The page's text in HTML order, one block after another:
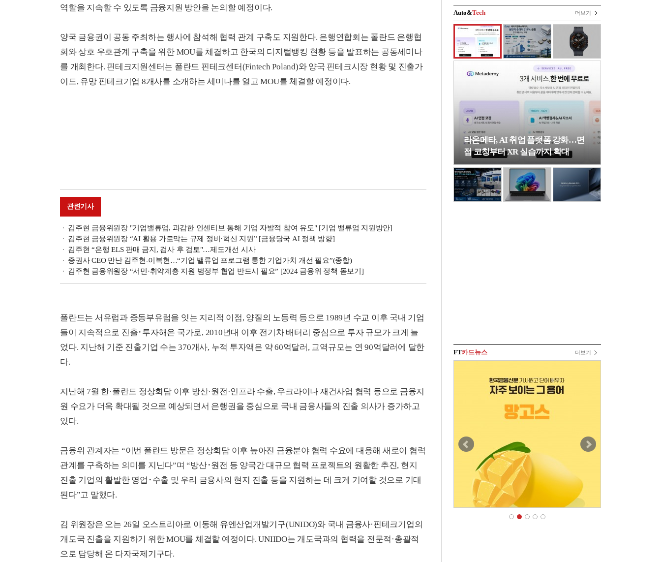
역할을 지속할 수 있도록 금융지원 방안을 논의할 예정이다.
양국 금융권이 공동 주최하는 행사에 참석해 협력 관계 구축도 지원한다. 은행연합회는 폴란드 은행협
회와 상호 우호관계 구축을 위한 MOU를 체결하고 한국의 디지털뱅킹 현황 등을 발표하는 공동세미나
를 개최한다. 핀테크지원센터는 폴란드 핀테크센터(Fintech Poland)와 양국 핀테크시장 현황 및 진출가
이드, 유망 핀테크기업 8개사를 소개하는 세미나를 열고 MOU를 체결할 예정이다.
관련기사
김주현 금융위원장 "기업밸류업, 과감한 인센티브 통해 기업 자발적 참여 유도" [기업 밸류업 지원방안]
김주현 금융위원장 “AI 활용 가로막는 규제 정비·혁신 지원” [금융당국 AI 정책 방향]
김주현 “은행 ELS 판매 금지, 검사 후 검토"…제도개선 시사
증권사 CEO 만난 김주현-이복현…“기업 밸류업 프로그램 통한 기업가치 개선 필요”(종합)
김주현 금융위원장 “서민·취약계층 지원 범정부 협업 반드시 필요” [2024 금융위 정책 돋보기]
폴란드는 서유럽과 중동부유럽을 잇는 지리적 이점, 양질의 노동력 등으로 1989년 수교 이후 국내 기업
들이 지속적으로 진출･투자해온 국가로, 2010년대 이후 전기차 배터리 중심으로 투자 규모가 크게 늘
었다. 지난해 기준 진출기업 수는 370개사, 누적 투자액은 약 60억달러, 교역규모는 연 90억달러에 달한
다.
지난해 7월 한·폴란드 정상회담 이후 방산·원전·인프라 수출, 우크라이나 재건사업 협력 등으로 금융지
원 수요가 더욱 확대될 것으로 예상되면서 은행권을 중심으로 국내 금융사들의 진출 의사가 증가하고
있다.
금융위 관계자는 “이번 폴란드 방문은 정상회담 이후 높아진 금융분야 협력 수요에 대응해 새로이 협력
관계를 구축하는 의미를 지닌다”며 “방산･원전 등 양국간 대규모 협력 프로젝트의 원활한 추진, 현지
진출 기업의 활발한 영업･수출 및 우리 금융사의 현지 진출 등을 지원하는 데 크게 기여할 것으로 기대
된다”고 말했다.
김 위원장은 오는 26일 오스트리아로 이동해 유엔산업개발기구(UNIDO)와 국내 금융사·핀테크기업의
개도국 진출을 지원하기 위한 MOU를 체결할 예정이다. UNIIDO는 개도국과의 협력을 전문적·총괄적
으로 담당해 온 다자국제기구다.
Auto&Tech 더보기
라온메타, AI 취업 플랫폼 강화…면
접 코칭부터 XR 실습까지 확대
FT카드뉴스 더보기